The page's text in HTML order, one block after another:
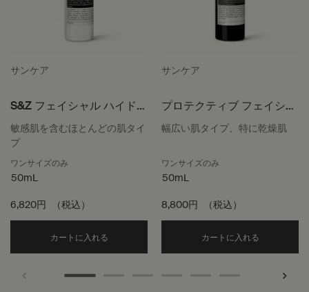
サンケア
S&Z フェイシャル ハイドレ
ーティング ローション
SPF15
敏感肌を含むほとんどの肌タイ
プ
ワンサイズのみ
50mL
6,820円 （税込）
カートに入れる Add the S&Z フェイシャル ハイドレーティ
サンケア
プロテクティブ フェイシャ
ル ローション SPF50
幅広い肌タイプ、特に乾燥肌
ワンサイズのみ
50mL
8,800円 （税込）
カートに入れる